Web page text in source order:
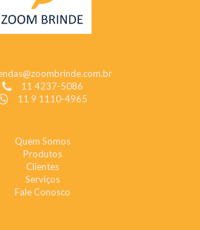
11 4237-5086
11 9 1110-4965
Quem Somos
Produtos
Clientes
Serviços
Fale Conosco